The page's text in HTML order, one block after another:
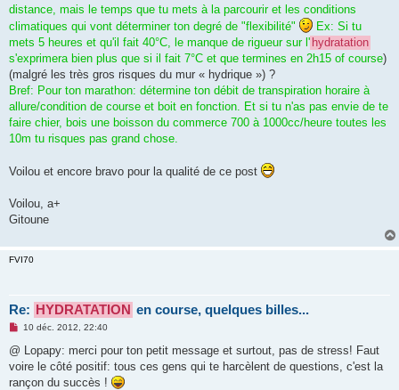
distance, mais le temps que tu mets à la parcourir et les conditions
climatiques qui vont déterminer ton degré de "flexibilité"
Ex: Si tu
mets 5 heures et qu'il fait 40°C, le manque de rigueur sur l' hydratation
s'exprimera bien plus que si il fait 7°C et que termines en 2h15 of course)
(malgré les très gros risques du mur « hydrique ») ?
Bref: Pour ton marathon: détermine ton débit de transpiration horaire à
allure/condition de course et boit en fonction. Et si tu n'as pas envie de te
faire chier, bois une boisson du commerce 700 à 1000cc/heure toutes les
10m tu risques pas grand chose.
Voilou et encore bravo pour la qualité de ce post
Voilou, a+
Gitoune
FVI70
Re: HYDRATATION en course, quelques billes...
M
s
a
g
10 déc. 2012, 22:40
@ Lopapy: merci pour ton petit message et surtout, pas de stress! Faut
voire le côté positif: tous ces gens qui te harcèlent de questions, c'est la
rançon du succès !